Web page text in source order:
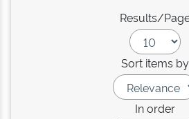
Results/
Sort items by
In order